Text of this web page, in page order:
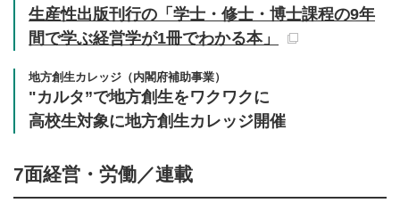
生産性出版刊行の「学士・修士・博士課程の9年
間で学ぶ経営学が1冊でわかる本」
地方創生カレッジ（内閣府補助事業）
"カルタ”で地方創生をワクワクに
高校生対象に地方創生カレッジ開催
7面経営・労働／連載